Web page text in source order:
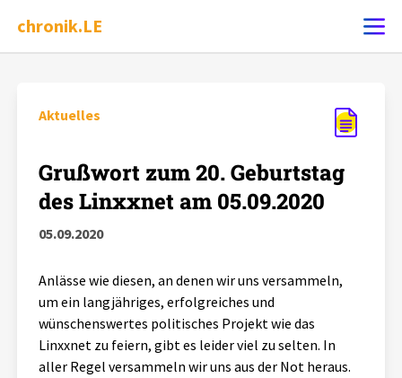
chronik.LE
Chronik
Dossiers
Schlaglichter
Phänomene
Aktuelles
Grußwort zum 20. Geburtstag
des Linxxnet am 05.09.2020
05.09.2020
Anlässe wie diesen, an denen wir uns versammeln,
um ein langjähriges, erfolgreiches und
wünschenswertes politisches Projekt wie das
Linxxnet zu feiern, gibt es leider viel zu selten. In
aller Regel versammeln wir uns aus der Not heraus.